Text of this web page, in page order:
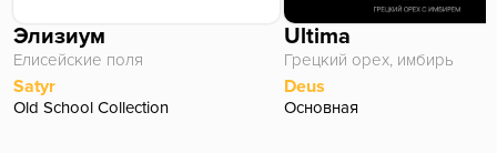
Элизиум
Елисейские поля
Satyr
Old School Collection
Ultima
Грецкий орех, имбирь
Deus
Основная